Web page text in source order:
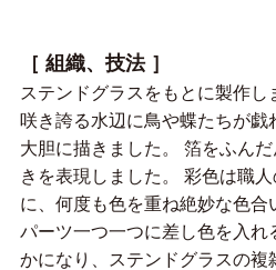
［ 組織、技法 ］
ステンドグラスをもとに製作
咲き誇る水辺に鳥や蝶たちが戯
大胆に描きました。 箔をふん
きを表現しました。 彩色は職
に、何度も色を重ね絶妙な色合
パーツ一つ一つに差し色を入れ
かになり、ステンドグラスの複